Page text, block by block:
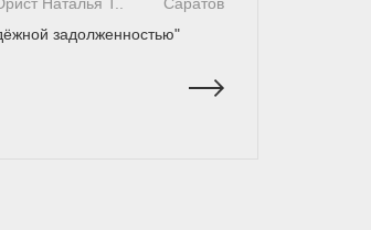
задолженностью"